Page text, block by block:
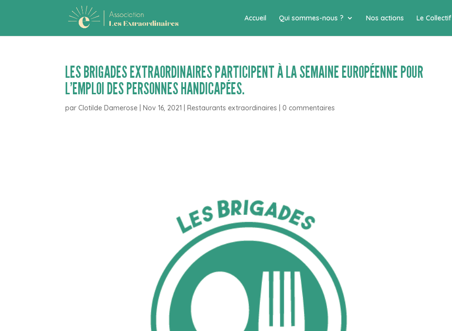
Accueil Qui sommes-nous ? Nos actions Le Collectif
LES BRIGADES EXTRAORDINAIRES PARTICIPENT À LA SEMAINE EUROPÉENNE POUR
L’EMPLOI DES PERSONNES HANDICAPÉES.
par Clotilde Damerose |Nov 16, 2021 |Restaurants extraordinaires 0 commentaires